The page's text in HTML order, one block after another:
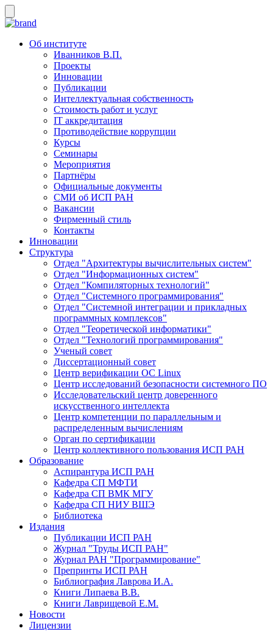
Об институте
Иванников В.П.
Проекты
Инновации
Публикации
Интеллектуальная собственность
Стоимость работ и услуг
IT аккредитация
Противодействие коррупции
Курсы
Семинары
Мероприятия
Партнёры
Официальные документы
СМИ об ИСП РАН
Вакансии
Фирменный стиль
Контакты
Инновации
Структура
Отдел "Архитектуры вычислительных систем"
Отдел "Информационных систем"
Отдел "Компиляторных технологий"
Отдел "Системного программирования"
Отдел "Системной интеграции и прикладных
программных комплексов"
Отдел "Теоретической информатики"
Отдел "Технологий программирования"
Ученый совет
Диссертационный совет
Центр верификации ОС Linux
Центр исследований безопасности системного ПО
Исследовательский центр доверенного
искусственного интеллекта
Центр компетенции по параллельным и
распределенным вычислениям
Орган по сертификации
Центр коллективного пользования ИСП РАН
Образование
Аспирантура ИСП РАН
Кафедра СП МФТИ
Кафедра СП ВМК МГУ
Кафедра СП НИУ ВШЭ
Библиотека
Издания
Публикации ИСП РАН
Журнал "Труды ИСП РАН"
Журнал РАН "Программирование"
Препринты ИСП РАН
Библиография Лаврова И.А.
Книги Липаева В.В.
Книги Лаврищевой Е.М.
Новости
Лицензии